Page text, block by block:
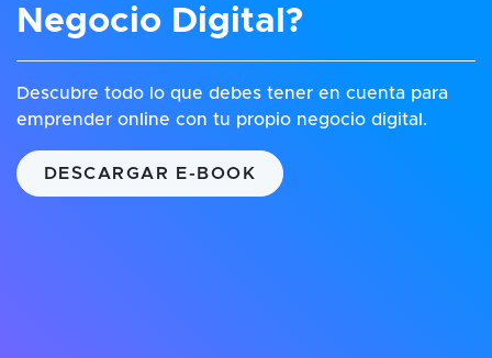
Negocio Digital?
Descubre todo lo que debes tener en cuenta para
emprender online con tu propio negocio digital.
DESCARGAR E-BOOK